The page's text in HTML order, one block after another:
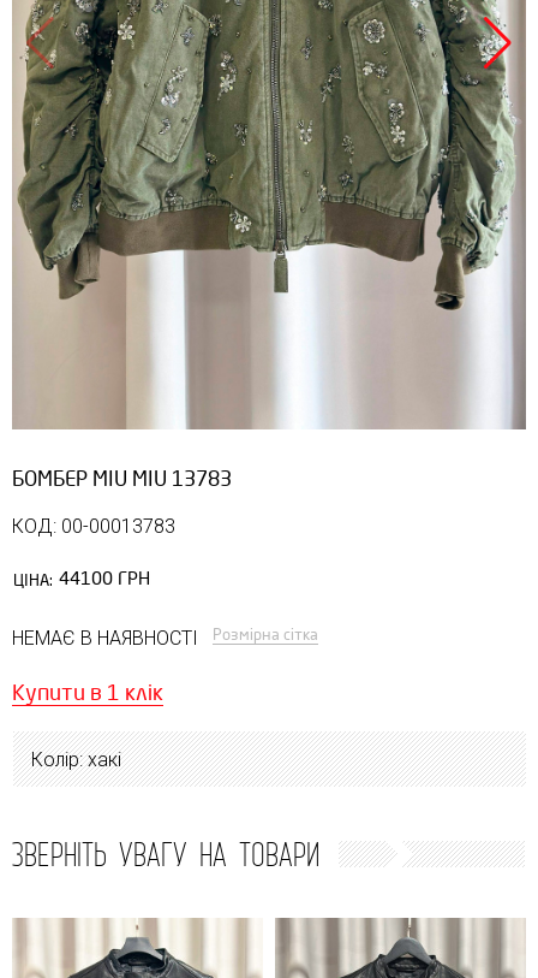
Продано
БОМБЕР MIU MIU 13783
КОД: 00-00013783
ЦІНА: 44100 ГРН
НЕМАЄ В НАЯВНОСТІ Розмірна сітка
Купити в 1 клік
Колір: хакі
ЗВЕРНІТЬ УВАГУ НА ТОВАРИ